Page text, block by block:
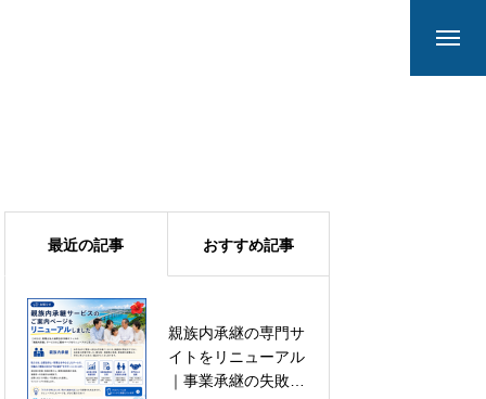
最近の記事 おすすめ記事
親族内承継の専門サ
イトをリニューアル
｜事業承継の失敗事
沖縄で一番給与の高
い会計事務所を目指
す理由｜税理士法人